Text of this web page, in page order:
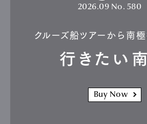
2026.09 No. 580
クルーズ船ツアーから南
行きたい
Buy Now